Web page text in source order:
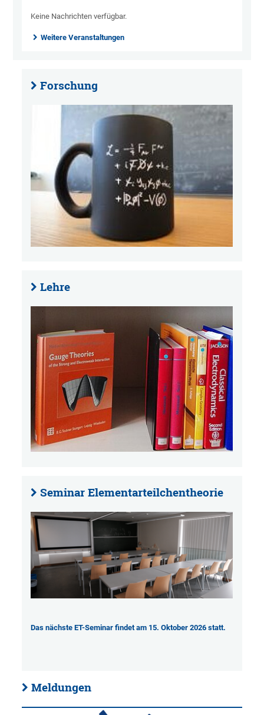
Keine Nachrichten verfügbar.
Weitere Veranstaltungen
Forschung
Lehre
Seminar Elementarteilchentheorie
Das nächste ET-Seminar findet am 15. Oktober 2026 statt.
Meldungen